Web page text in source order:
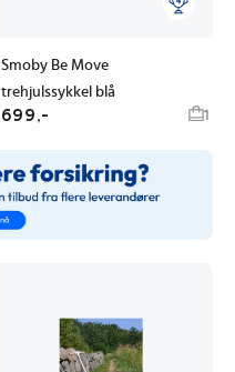
Smoby Be Move
trehjulssykkel blå
699,- 1